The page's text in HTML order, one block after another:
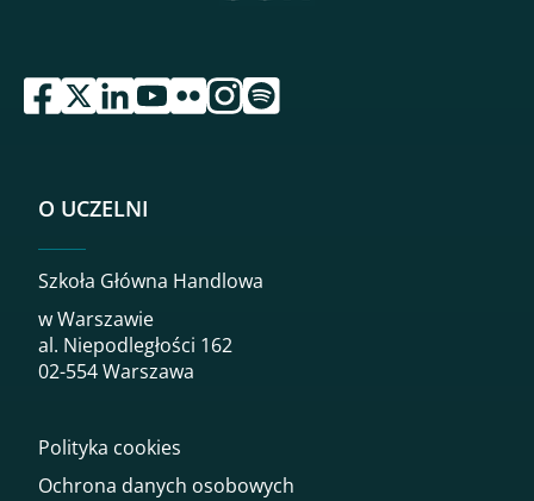
przejdź do serwisu facebook sgh
przejdź do serwisu twitter sgh
przejdź do serwisu linkedin sgh
przejdź do serwisu youtube sgh
przejdź do serwisu flickr sgh
przejdź do serwisu instagram sgh
przejdź do serwisu spotify sgh
O UCZELNI
Szkoła Główna Handlowa
w Warszawie
al. Niepodległości 162
02-554 Warszawa
Polityka cookies
Ochrona danych osobowych